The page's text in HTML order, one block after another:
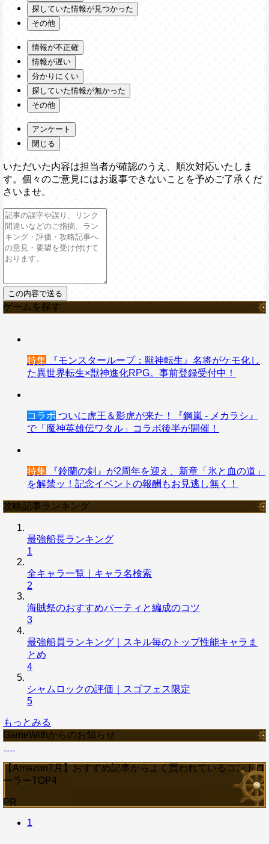
探していた情報が見つかった
その他
情報が不正確
情報が遅い
分かりにくい
探していた情報が無かった
その他
アンケート
閉じる
いただいた内容は担当者が確認のうえ、順次対応いたしま
す。個々のご意見にはお返事できないことを予めご了承くだ
さいませ。
ゲームを探す
特集 『モンスターループ：獣神転生』名将がケモ化し
た異世界転生×獣神進化RPG。事前登録受付中！
コラボ ついに虎王＆影虎が来た！『鋼嵐 - メカラシ』
で「魔神英雄伝ワタル」コラボ後半が開催！
特集 『鈴蘭の剣』が2周年を迎え、新章「氷と血の道」
を解禁ッ！記念イベントの報酬もお見逃し無く！
攻略記事ランキング
最強船長ランキング
1
全キャラ一覧｜キャラ名検索
2
海賊祭のおすすめパーティと編成のコツ
3
最強船員ランキング｜スキル毎のトップ性能キャラま
とめ
4
シャムロックの評価｜スゴフェス限定
5
もっとみる
GameWithからのお知らせ
【Amazon7月】おすすめ記事からよく買われているコントロ
ーラーTOP4
PR
1